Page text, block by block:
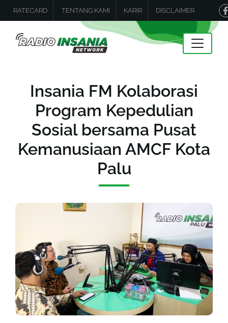
RATECARD TENTANG KAMI KARIR DISCLAIMER
Insania FM Kolaborasi
Program Kepedulian
Sosial bersama Pusat
Kemanusiaan AMCF Kota
Palu